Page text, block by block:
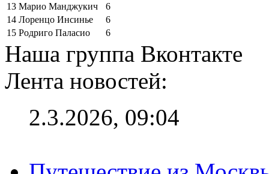
13 Марио Манджукич
6
14 Лоренцо Инсинье
6
15 Родриго Паласио 6
Наша группа Вконтакте
Лента новостей:
2.3.2026, 09:04